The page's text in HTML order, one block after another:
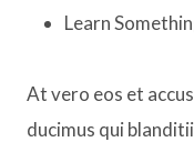
Learn
At vero eos et
ducimus qui